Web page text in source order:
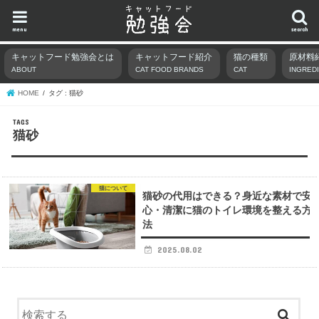
search
menu
キャットフード勉強会とは
ABOUT
キャットフード紹介
CAT FOOD BRANDS
猫の種類
CAT
原材料
HOME タグ : 猫砂
猫砂
猫について
猫砂の代用はできる？身近な素材で安
心・清潔に猫のトイレ環境を整える方
法
2025.08.02